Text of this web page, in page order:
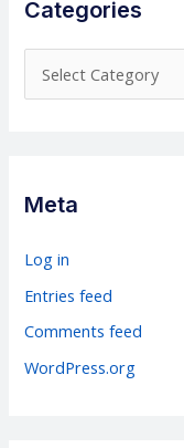
Categories
a
r
i
Meta
Log in
Entries feed
Comments feed
WordPress.org